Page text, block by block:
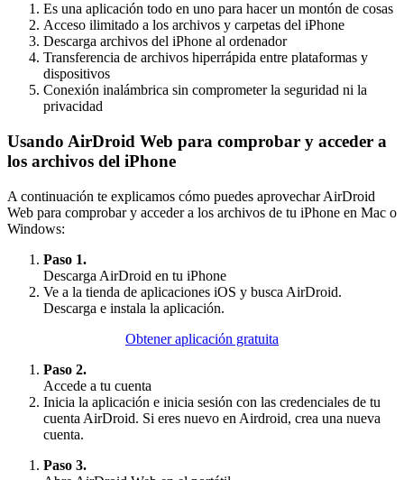
Es una aplicación todo en uno para hacer un montón de cosas
Acceso ilimitado a los archivos y carpetas del iPhone
Descarga archivos del iPhone al ordenador
Transferencia de archivos hiperrápida entre plataformas y
dispositivos
Conexión inalámbrica sin comprometer la seguridad ni la
privacidad
Usando AirDroid Web para comprobar y acceder a
los archivos del iPhone
A continuación te explicamos cómo puedes aprovechar AirDroid
Web para comprobar y acceder a los archivos de tu iPhone en Mac o
Windows:
Paso 1.
Descarga AirDroid en tu iPhone
Ve a la tienda de aplicaciones iOS y busca AirDroid.
Descarga e instala la aplicación.
Obtener aplicación gratuita
Paso 2.
Accede a tu cuenta
Inicia la aplicación e inicia sesión con las credenciales de tu
cuenta AirDroid. Si eres nuevo en Airdroid, crea una nueva
cuenta.
Paso 3.